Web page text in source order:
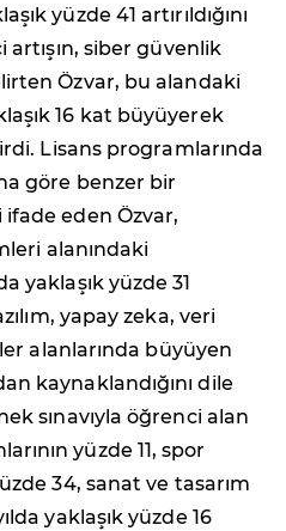
yüzde 41 artırıldığını
artışın, siber güvenlik
Özvar, bu alandaki
16 kat büyüyerek
Lisans programlarında
göre benzer bir
eden Özvar,
alanındaki
yaklaşık yüzde 31
yapay zeka, veri
alanlarında büyüyen
kaynaklandığını dile
sınavıyla öğrenci alan
yüzde 11, spor
34, sanat ve tasarım
yaklaşık yüzde 16